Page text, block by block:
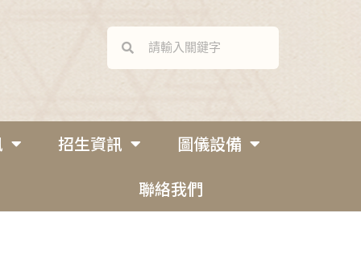
招生資訊
圖儀設備
聯絡我們